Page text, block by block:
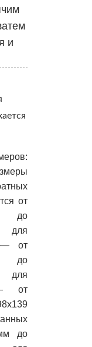
и
от
до
для
— от
до
для
— от
до